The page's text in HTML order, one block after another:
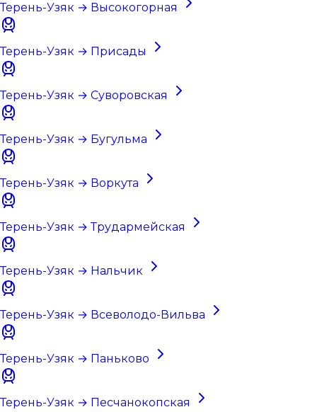
Терень-Узяк → Высокогорная
Терень-Узяк → Присады
Терень-Узяк → Суворовская
Терень-Узяк → Бугульма
Терень-Узяк → Воркута
Терень-Узяк → Трудармейская
Терень-Узяк → Нальчик
Терень-Узяк → Всеволодо-Вильва
Терень-Узяк → Паньково
Терень-Узяк → Песчанокопская